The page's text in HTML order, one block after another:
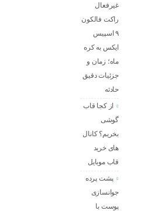
غیرفعال
راکت فالکون
۹ اسپیس
ایکس به کره
ماه؛ زمان و
جزئیات دقیق
حادثه
از کجا قاب
گوشی
بخریم؟ کانال
های خرید
قاب موبایل
پشت پرده
جوانسازی
پوست با